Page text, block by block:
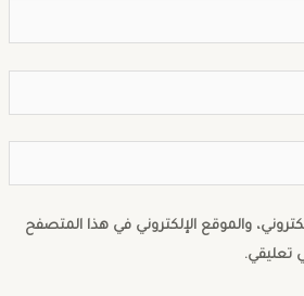
والموقع الإلكتروني في هذا المتصفح